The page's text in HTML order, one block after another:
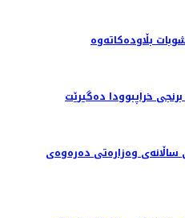
وەزارەتی دەرەوەی